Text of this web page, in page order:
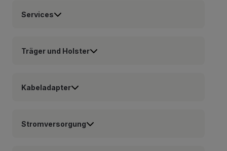
Services
Träger und Holster
Kabeladapter
Stromversorgung